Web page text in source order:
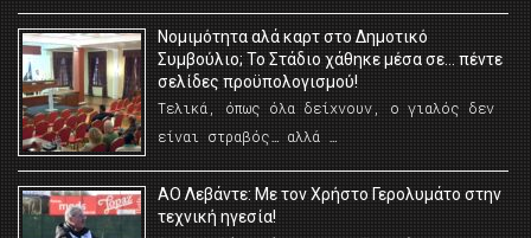
Νομιμότητα αλά καρτ στο Δημοτικό
Συμβούλιο; Το Στάδιο χάθηκε μέσα σε… πέντε
σελίδες προϋπολογισμού!
Τελικά, όπως όλα δείχνουν, ο γιαλός δεν
είναι στραβός… αλλά …
ΑΟ Λεβάντε: Με τον Χρήστο Γερολυμάτο στην
τεχνική ηγεσία!